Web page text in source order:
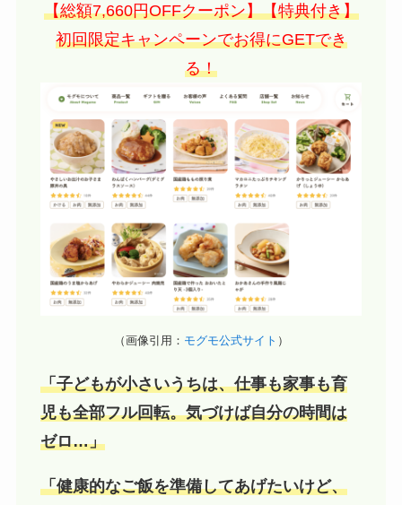
【総額7,660円OFFクーポン】【特典付き】
初回限定キャンペーンでお得にGETでき
る！
（画像引用： モグモ公式サイト ）
「子どもが小さいうちは、仕事も家事も育
児も全部フル回転。気づけば自分の時間は
ゼロ…」
「健康的なご飯を準備してあげたいけど、